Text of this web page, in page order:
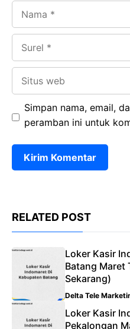
Simpan nama, email,
peramban ini untuk
RELATED POST
Loker Kasir
Batang Maret
Sekarang)
Delta Tele
Loker Kasir
Pekalongan